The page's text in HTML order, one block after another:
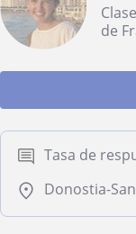
de
Tasa de